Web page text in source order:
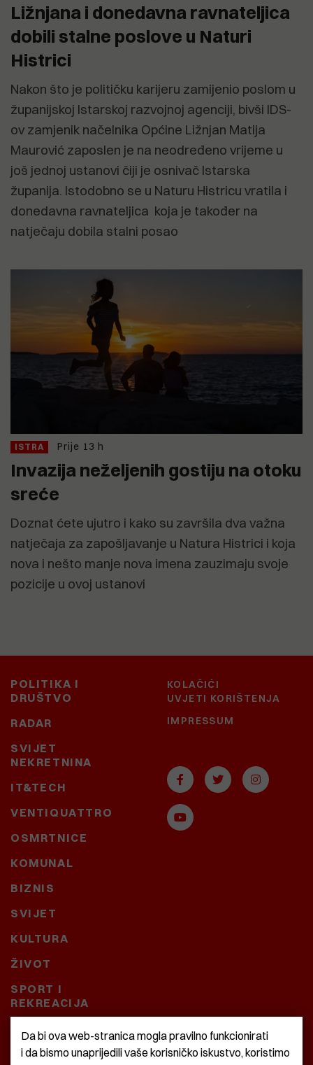
Ližnjana i donedavna ravnateljica
dobili stalne poslove u Naturi
Histrici
Nakon što je političku karijeru zamijenio poslom u
županijskoj Istarskoj razvojnoj agenciji, bivši IDS-
ov zamjenik načelnika Općine Ližnjan Matija
Maurović zaposlen je na neodređeno vrijeme u
još jednoj ustanovi čiji je osnivač Istarska
županija. Istodobno se u Naturu Histricu vratila i
donedavna ravnateljica koja je također na
natječaju dobila stalni posao
ISTRA Prije 13 h
Invazija neželjenih gostiju na otoku
sreće
Doznat ćete ujutro i kako su završila dva važna
natječaja za zapošljavanje u Natura Histrici i koja
nova i nešto manje nova imena zauzimaju svoje
pozicije u ovoj ustanovi
POLITIKA I
DRUŠTVO
RADAR
SVIJET
NEKRETNINA
IT&TECH
VENTIQUATTRO
OSMRTNICE
KOMUNAL
BIZNIS
SVIJET
KULTURA
ŽIVOT
SPORT I
REKREACIJA
BAŠTARDINI I PRAVI
KOLAČIĆI
UVJETI KORIŠTENJA
IMPRESSUM
Da bi ova web-stranica mogla pravilno funkcionirati
i da bismo unaprijedili vaše korisničko iskustvo, koristimo